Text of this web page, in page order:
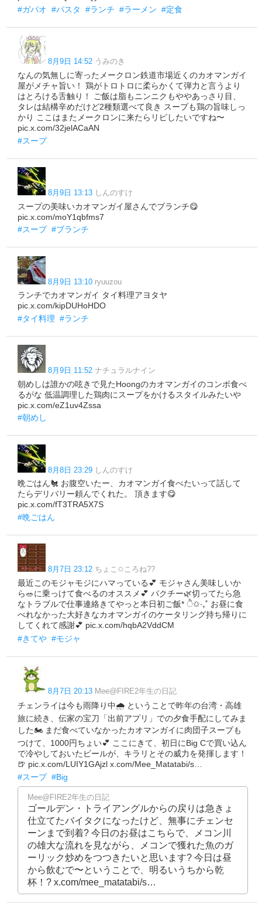
#ガパオ #パスタ #ランチ #ラーメン #定食
8月9日 14:52 うみのき
なんの気無しに寄ったメークロン鉄道市場近くのカオマンガイ
屋がメチャ旨い！ 鶏がトロトロに柔らかくて弾力と言うより
はとろける舌触り！ ご飯は脂もニンニクもややあっさり目、
タレは結構辛めだけど2種類選べて良き スープも鶏の旨味しっ
かり ここはまたメークロンに来たらリピしたいですね〜
pic.x.com/32jelACaAN
#スープ
8月9日 13:13 しんのすけ
スープの美味いカオマンガイ屋さんでブランチ😋
pic.x.com/moY1qbfms7
#スープ #ブランチ
8月9日 13:10 ryuuzou
ランチでカオマンガイ タイ料理アヨタヤ
pic.x.com/kipDUHoHDO
#タイ料理 #ランチ
8月9日 11:52 ナチュラルナイン
朝めしは誰かの呟きで見たHoongのカオマンガイのコンボ食べ
るがな 低温調理した鶏肉にスープをかけるスタイルみたいや
pic.x.com/eZ1uv4Zssa
#朝めし
8月8日 23:29 しんのすけ
晩ごはん🐔 お腹空いたー、カオマンガイ食べたいって話して
たらデリバリー頼んでくれた。 頂きます😋
pic.x.com/fT3TRA5X7S
#晩ごはん
8月7日 23:12 ちょこ✩ころね??
最近このモジャモジにハマっている💕 モジャさん美味しいか
ら🥗に乗っけて食べるのオススメ💕 パクチー🌿切ってたら急
なトラブルで仕事連絡きてやっと本日初ご飯* ੈ✩‧₊˚ お昼に食
べれなかった大好きなカオマンガイのケータリング持ち帰りに
してくれて感謝💕 pic.x.com/hqbA2VddCM
#きてや #モジャ
8月7日 20:13 Mee@FIRE2年生の日記
チェンライは今も雨降り中🌧️ ということで昨年の台湾・高雄
旅に続き、伝家の宝刀「出前アプリ」での夕食手配にしてみま
した🏍️ まだ食べていなかったカオマンガイに肉団子スープも
つけて、1000円ちょい💕 ここにきて、初日にBig Cで買い込ん
で冷やしておいたビールが、キラリとその威力を発揮します！
🍺 pic.x.com/LUIY1GAjzl x.com/Mee_Matatabi/s…
#スープ #Big
Mee@FIRE2年生の日記
ゴールデン・トライアングルからの戻りは急きょ
仕立てたバイタクになったけど、無事にチェンセ
ーンまで到着? 今日のお昼はこちらで、メコン川
の雄大な流れを見ながら、メコンで獲れた魚のガ
ーリック炒めをつつきたいと思います? 今日は昼
から飲むで〜ということで、明るいうちから乾
杯！? x.com/mee_matatabi/s…